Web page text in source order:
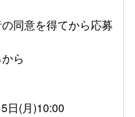
同意を得てから応募
から
日(月)10:00